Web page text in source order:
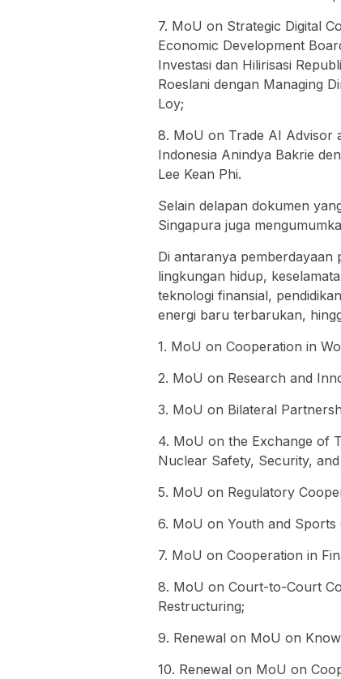
7. MoU on Strategic Digital
Economic Development
Investasi dan Hilirisasi
Roeslani dengan Managing
Loy;
8. MoU on Trade AI Advisor
Indonesia Anindya Bakrie
Lee Kean Phi.
Selain delapan dokumen
Singapura juga
Di antaranya pemberdayaan
lingkungan hidup,
teknologi finansial,
energi baru terbarukan,
1. MoU on Cooperation in
2. MoU on Research and
3. MoU on Bilateral
4. MoU on the Exchange of
Nuclear Safety, Security,
5. MoU on Regulatory
6. MoU on Youth and Sports
7. MoU on Cooperation in
8. MoU on Court-to-Court
Restructuring;
9. Renewal on MoU on
10. Renewal on MoU on